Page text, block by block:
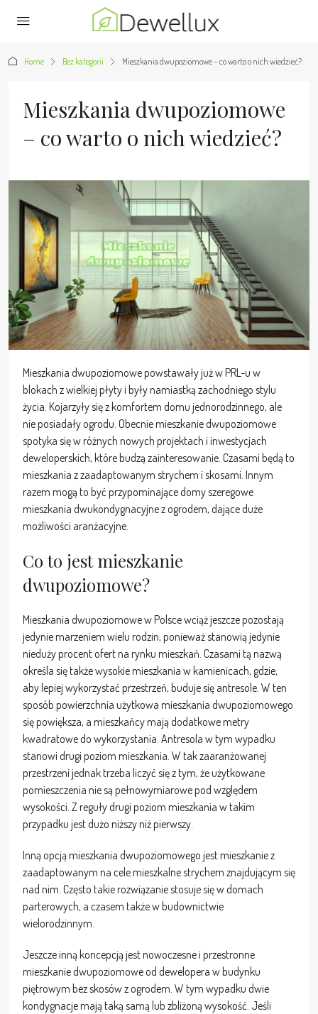
Home Bez kategorii Mieszkania dwupoziomowe – co warto o nich wiedzieć?
Mieszkania dwupoziomowe
– co warto o nich wiedzieć?
Mieszkania dwupoziomowe powstawały już w PRL-u w
blokach z wielkiej płyty i były namiastką zachodniego stylu
życia. Kojarzyły się z komfortem domu jednorodzinnego, ale
nie posiadały ogrodu. Obecnie mieszkanie dwupoziomowe
spotyka się w różnych nowych projektach i inwestycjach
deweloperskich, które budzą zainteresowanie. Czasami będą to
mieszkania z zaadaptowanym strychem i skosami. Innym
razem mogą to być przypominające domy szeregowe
mieszkania dwukondygnacyjne z ogrodem, dające duże
możliwości aranżacyjne.
Co to jest mieszkanie
dwupoziomowe?
Mieszkania dwupoziomowe w Polsce wciąż jeszcze pozostają
jedynie marzeniem wielu rodzin, ponieważ stanowią jedynie
nieduży procent ofert na rynku mieszkań. Czasami tą nazwą
określa się także wysokie mieszkania w kamienicach, gdzie,
aby lepiej wykorzystać przestrzeń, buduje się antresole. W ten
sposób powierzchnia użytkowa mieszkania dwupoziomowego
się powiększa, a mieszkańcy mają dodatkowe metry
kwadratowe do wykorzystania. Antresola w tym wypadku
stanowi drugi poziom mieszkania. W tak zaaranżowanej
przestrzeni jednak trzeba liczyć się z tym, że użytkowane
pomieszczenia nie są pełnowymiarowe pod względem
wysokości. Z reguły drugi poziom mieszkania w takim
przypadku jest dużo niższy niż pierwszy.
Inną opcją mieszkania dwupoziomowego jest mieszkanie z
zaadaptowanym na cele mieszkalne strychem znajdującym się
nad nim. Często takie rozwiązanie stosuje się w domach
parterowych, a czasem także w budownictwie
wielorodzinnym.
Jeszcze inną koncepcją jest nowoczesne i przestronne
mieszkanie dwupoziomowe od dewelopera w budynku
piętrowym bez skosów z ogrodem. W tym wypadku dwie
kondygnacje mają taką samą lub zbliżoną wysokość. Jeśli